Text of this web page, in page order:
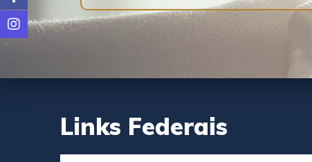
Links Federais